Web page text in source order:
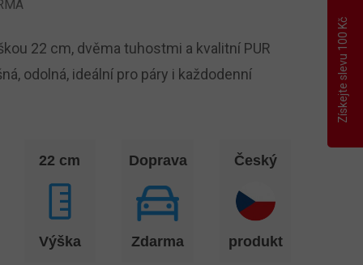
22 cm, dvěma tuhostmi a kvalitní PUR
odolná, ideální pro páry i každodenní
22 cm
Výška
Doprava
Zdarma
Český
produkt
Získejte slevu 100 Kč